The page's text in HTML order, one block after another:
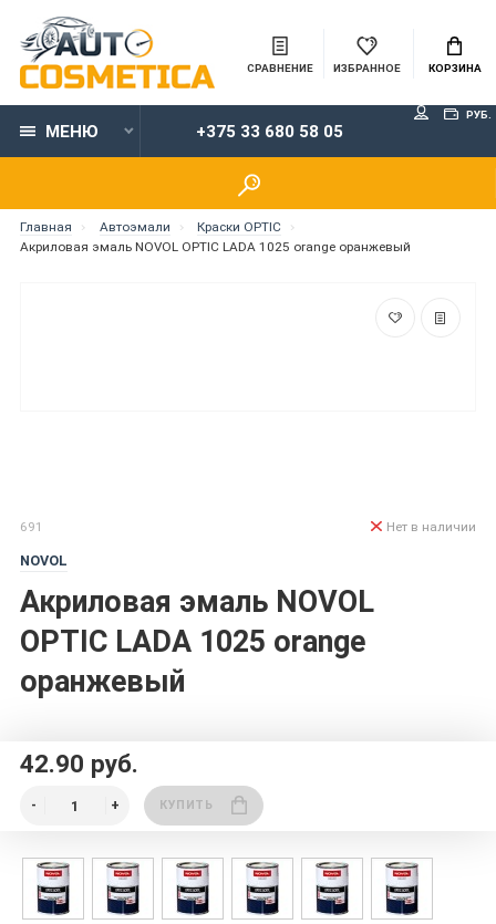
СРАВНЕНИЕ ИЗБРАННОЕ КОРЗИНА
МЕНЮ +375 33 680 58 05
РУБ.
Главная Автоэмали
Краски OPTIC
Акриловая эмаль NOVOL OPTIC LADA 1025 orange оранжевый
691
NOVOL
Акриловая эмаль NOVOL
OPTIC LADA 1025 orange
оранжевый
Нет в наличии
42.90 руб.
КУПИТЬ